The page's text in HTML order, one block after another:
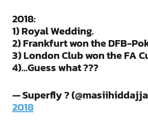
2018:
1) Royal Wedding.
2) Frankfurt won the DFB-
3) London Club won the FA
4)…Guess what ???
— Superfly ?
2018